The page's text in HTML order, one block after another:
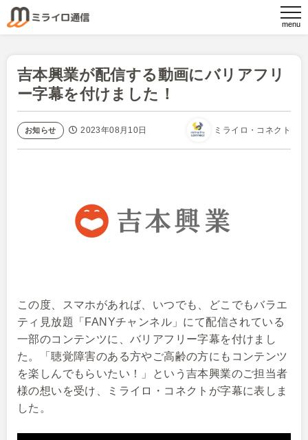
お知らせ 2023年08月10日
吉本興業が配信する動画にバリアフリ
ー字幕を付けました！
ミライロ・コネクト
この度、スマホがあれば、いつでも、どこでもバラエ
ティ見放題「FANYチャンネル」にて配信されている
一部のコンテンツに、バリアフリー字幕を付けまし
た。「聴覚障害のある方やご高齢の方にもコンテンツ
を楽しんでもらいたい！」という吉本興業のご担当者
様の想いを受け、ミライロ・コネクトが字幕に表しま
した。